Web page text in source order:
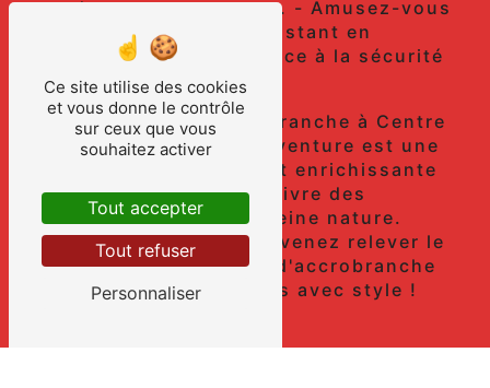
pendant votre aventure. - Amusez-vous
et profitez de chaque instant en
accordant de l'importance à la sécurité
et au plaisir.
En conclusion, l'accrobranche à Centre
Manche avec Forest Adventure est une
activité passionnante et enrichissante
qui vous permettra de vivre des
moments uniques en pleine nature.
Alors, n'attendez plus, venez relever le
défi de notre parcours d'accrobranche
et repoussez vos limites avec style !
Ce site utilise des cookies
et vous donne le contrôle
sur ceux que vous
souhaitez activer
Tout accepter
Tout refuser
Personnaliser